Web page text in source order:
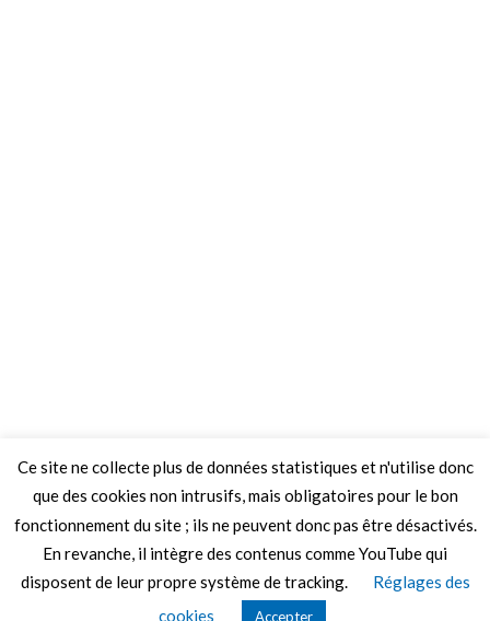
Ce site ne collecte plus de données statistiques et n'utilise donc
que des cookies non intrusifs, mais obligatoires pour le bon
fonctionnement du site ; ils ne peuvent donc pas être désactivés.
En revanche, il intègre des contenus comme YouTube qui
disposent de leur propre système de tracking.
Réglages des
cookies
Accepter